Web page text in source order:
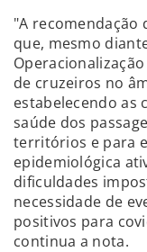
"A recomendação
que, mesmo
de cruzeiros no
estabelecendo as
saúde dos
territórios e para
epidemiológica
dificuldades
necessidade de
positivos para
continua a nota.